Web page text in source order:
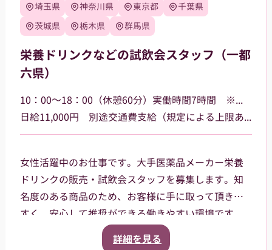
が負担）。
【服装について】
事できます！
貸与品： ジャンパー、ポロシャツ、キャップをこち
らでご用意します。
持参物： 黒パンツまたはチノパン、動きやすいスニ
埼玉県 神奈川県 東京都
千葉県
茨城県
栃木県 群馬県
栄養ドリンクなどの試飲会スタッフ（一都
六県）
10：00～18：00（休憩60分）実働時間7時間 ※勤務場所によって多少時間が異なる場合があります
日給11,000円 別途交通費支給（規定による上限あり）
女性活躍中のお仕事です。大手医薬品メーカー栄養
ドリンクの販売・試飲会スタッフを募集します。知
名度のある商品のため、お客様に手に取って頂きや
すく、安心して推奨ができる働きやすい環境です。
一都六県（茨城県、栃木県、群馬県、埼玉県、千葉
詳細を見る